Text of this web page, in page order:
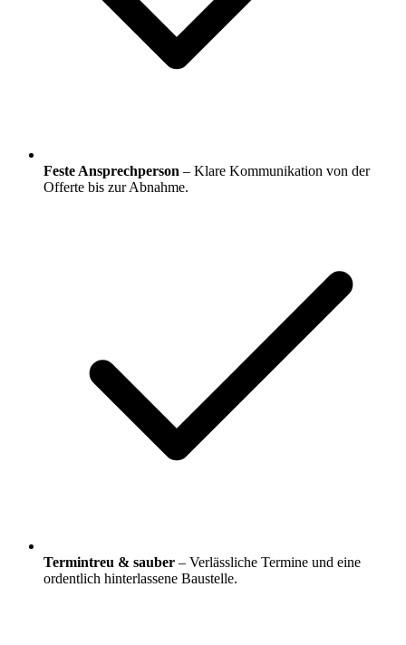
Feste Ansprechperson – Klare Kommunikation von der
Offerte bis zur Abnahme.
Termintreu & sauber – Verlässliche Termine und eine
ordentlich hinterlassene Baustelle.